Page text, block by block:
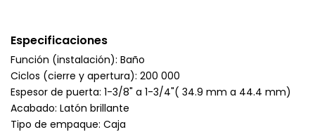
Especificaciones
Función (instalación): Baño
Ciclos (cierre y apertura): 200 000
Espesor de puerta: 1-3/8" a 1-3/4"( 34.9 mm a 44.4 mm)
Acabado: Latón brillante
Tipo de empaque: Caja